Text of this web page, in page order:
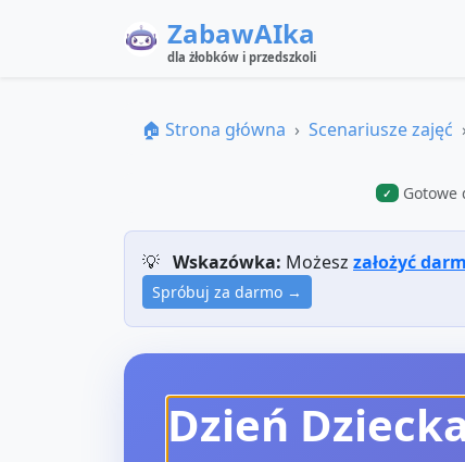
ZabawAIka
dla żłobków i przedszkoli
🏠 Strona główna Scenariusze zajęć
✓ Gotowe
💡 Wskazówka: Możesz założyć
Spróbuj za darmo →
Dzień